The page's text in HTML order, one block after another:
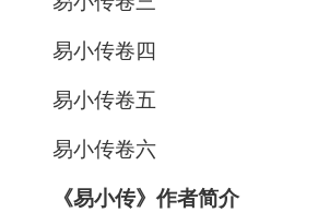
易小传卷四
易小传卷五
易小传卷六
《易小传》作者简介